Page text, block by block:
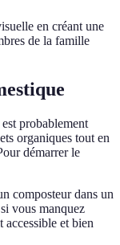
en créant une
de la famille
probablement
organiques tout en
démarrer le
composteur dans un
vous manquez
accessible et bien